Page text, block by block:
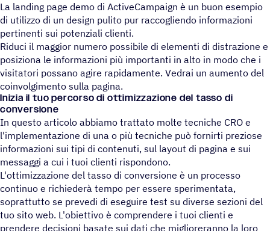
La landing page demo di ActiveCampaign è un buon esempio
di utilizzo di un design pulito pur raccogliendo informazioni
pertinenti sui potenziali clienti.
Riduci il maggior numero possibile di elementi di distrazione e
posiziona le informazioni più importanti in alto in modo che i
visitatori possano agire rapidamente. Vedrai un aumento del
coinvolgimento sulla pagina.
Inizia il tuo percorso di ottimizzazione del tasso di
conversione
In questo articolo abbiamo trattato molte tecniche CRO e
l'implementazione di una o più tecniche può fornirti preziose
informazioni sui tipi di contenuti, sul layout di pagina e sui
messaggi a cui i tuoi clienti rispondono.
L'ottimizzazione del tasso di conversione è un processo
continuo e richiederà tempo per essere sperimentata,
soprattutto se prevedi di eseguire test su diverse sezioni del
tuo sito web. L'obiettivo è comprendere i tuoi clienti e
prendere decisioni basate sui dati che miglioreranno la loro